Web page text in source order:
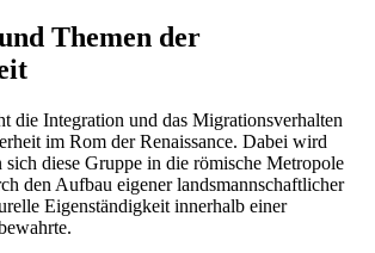
Themen der
die Integration und das Migrationsverhalten
im Rom der Renaissance. Dabei wird
diese Gruppe in die römische Metropole
den Aufbau eigener landsmannschaftlicher
Eigenständigkeit innerhalb einer